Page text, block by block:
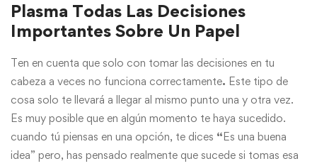
Plasma Todas Las Decisiones
Importantes Sobre Un Papel
Ten en cuenta que solo con tomar las decisiones en tu
cabeza a veces no funciona correctamente. Este tipo de
cosa solo te llevará a llegar al mismo punto una y otra vez.
Es muy posible que en algún momento te haya sucedido.
cuando tú piensas en una opción, te dices “Es una buena
idea” pero, has pensado realmente que sucede si tomas esa